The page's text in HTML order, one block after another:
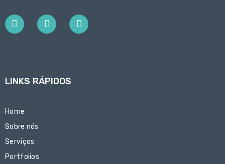
LINKS RÁPIDOS
Home
Sobre nós
Serviços
Portfolios